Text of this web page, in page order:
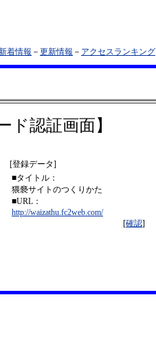
着情報 － 更新情報 － アクセスランキング
ド認証画面】
[登録データ]
■タイトル：
猥褻サイトのつくりかた
■URL：
http://waizathu.fc2web.com/
[確認]